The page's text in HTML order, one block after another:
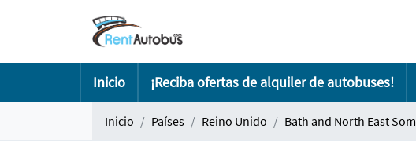
Inicio ¡Reciba ofertas de alquiler de autobuses!
Inicio Países Reino Unido Bath and North East